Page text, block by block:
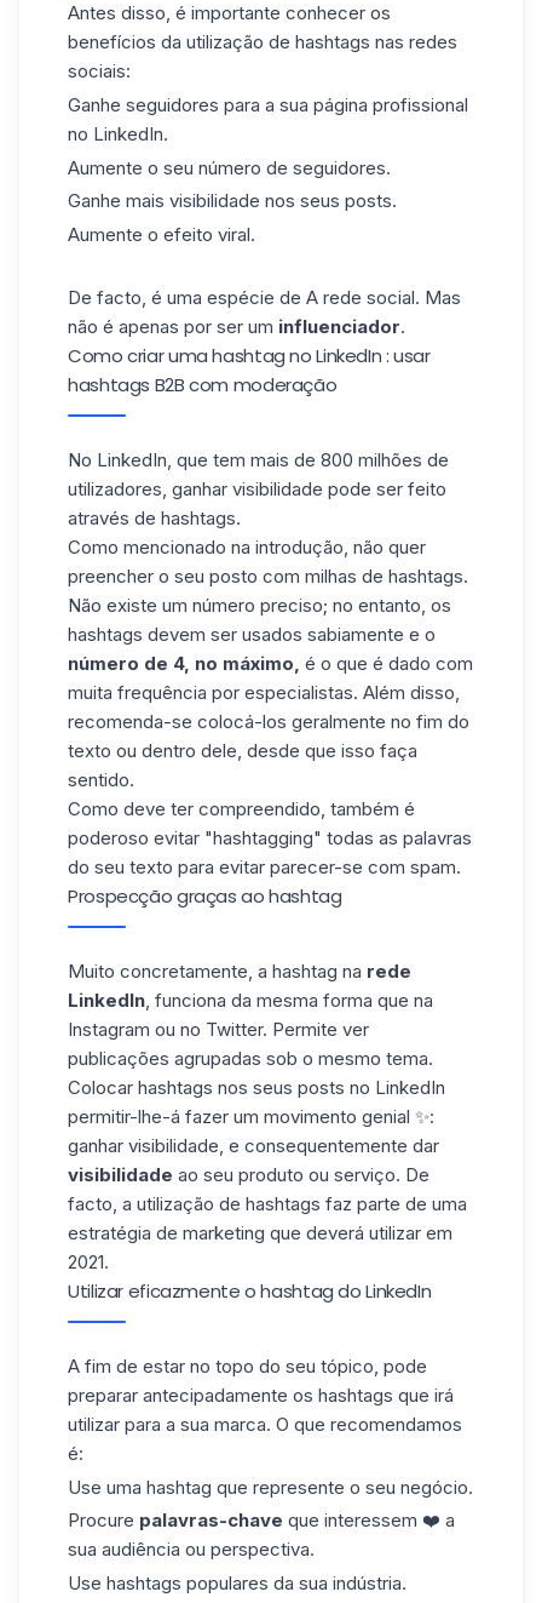
Antes disso, é importante conhecer os
benefícios da utilização de hashtags nas redes
sociais:
Ganhe seguidores para a sua página profissional
no LinkedIn.
Aumente o seu número de seguidores.
Ganhe mais visibilidade nos seus posts.
Aumente o efeito viral.
De facto, é uma espécie de A rede social. Mas
não é apenas por ser um influenciador.
Como criar uma hashtag no LinkedIn : usar
hashtags B2B com moderação
No LinkedIn , que tem mais de 800 milhões de
utilizadores, ganhar visibilidade pode ser feito
através de hashtags.
Como mencionado na introdução, não quer
preencher o seu posto com milhas de hashtags.
Não existe um número preciso; no entanto, os
hashtags devem ser usados sabiamente e o
número de 4, no máximo, é o que é dado com
muita frequência por especialistas. Além disso,
recomenda-se colocá-los geralmente no fim do
texto ou dentro dele, desde que isso faça
sentido.
Como deve ter compreendido, também é
poderoso evitar "hashtagging" todas as palavras
do seu texto para evitar parecer-se com spam.
Prospecção graças ao hashtag
Muito concretamente, a hashtag na rede
LinkedIn , funciona da mesma forma que na
Instagram ou no Twitter. Permite ver
publicações agrupadas sob o mesmo tema.
Colocar hashtags nos seus posts no LinkedIn
permitir-lhe-á fazer um movimento genial ✨:
ganhar visibilidade, e consequentemente dar
visibilidade ao seu produto ou serviço. De
facto, a utilização de hashtags faz parte de uma
estratégia de marketing que deverá utilizar em
2021.
Utilizar eficazmente o hashtag do LinkedIn
A fim de estar no topo do seu tópico, pode
preparar antecipadamente os hashtags que irá
utilizar para a sua marca. O que recomendamos
é:
Use uma hashtag que represente o seu negócio.
Procure palavras-chave que interessem ❤️ a
sua audiência ou perspectiva.
Use hashtags populares da sua indústria.